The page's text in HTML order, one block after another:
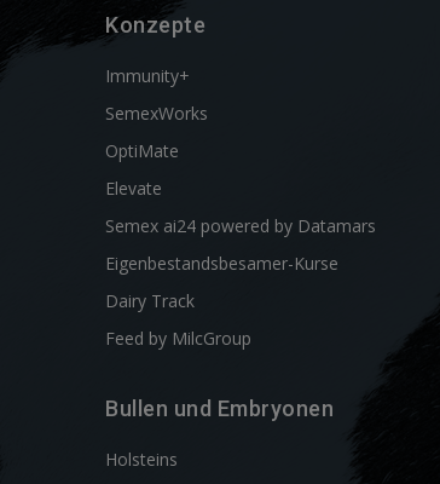
Konzepte
Immunity+
SemexWorks
OptiMate
Elevate
Semex ai24 powered by Datamars
Eigenbestandsbesamer-Kurse
Dairy Track
Feed by MilcGroup
Bullen und Embryonen
Holsteins